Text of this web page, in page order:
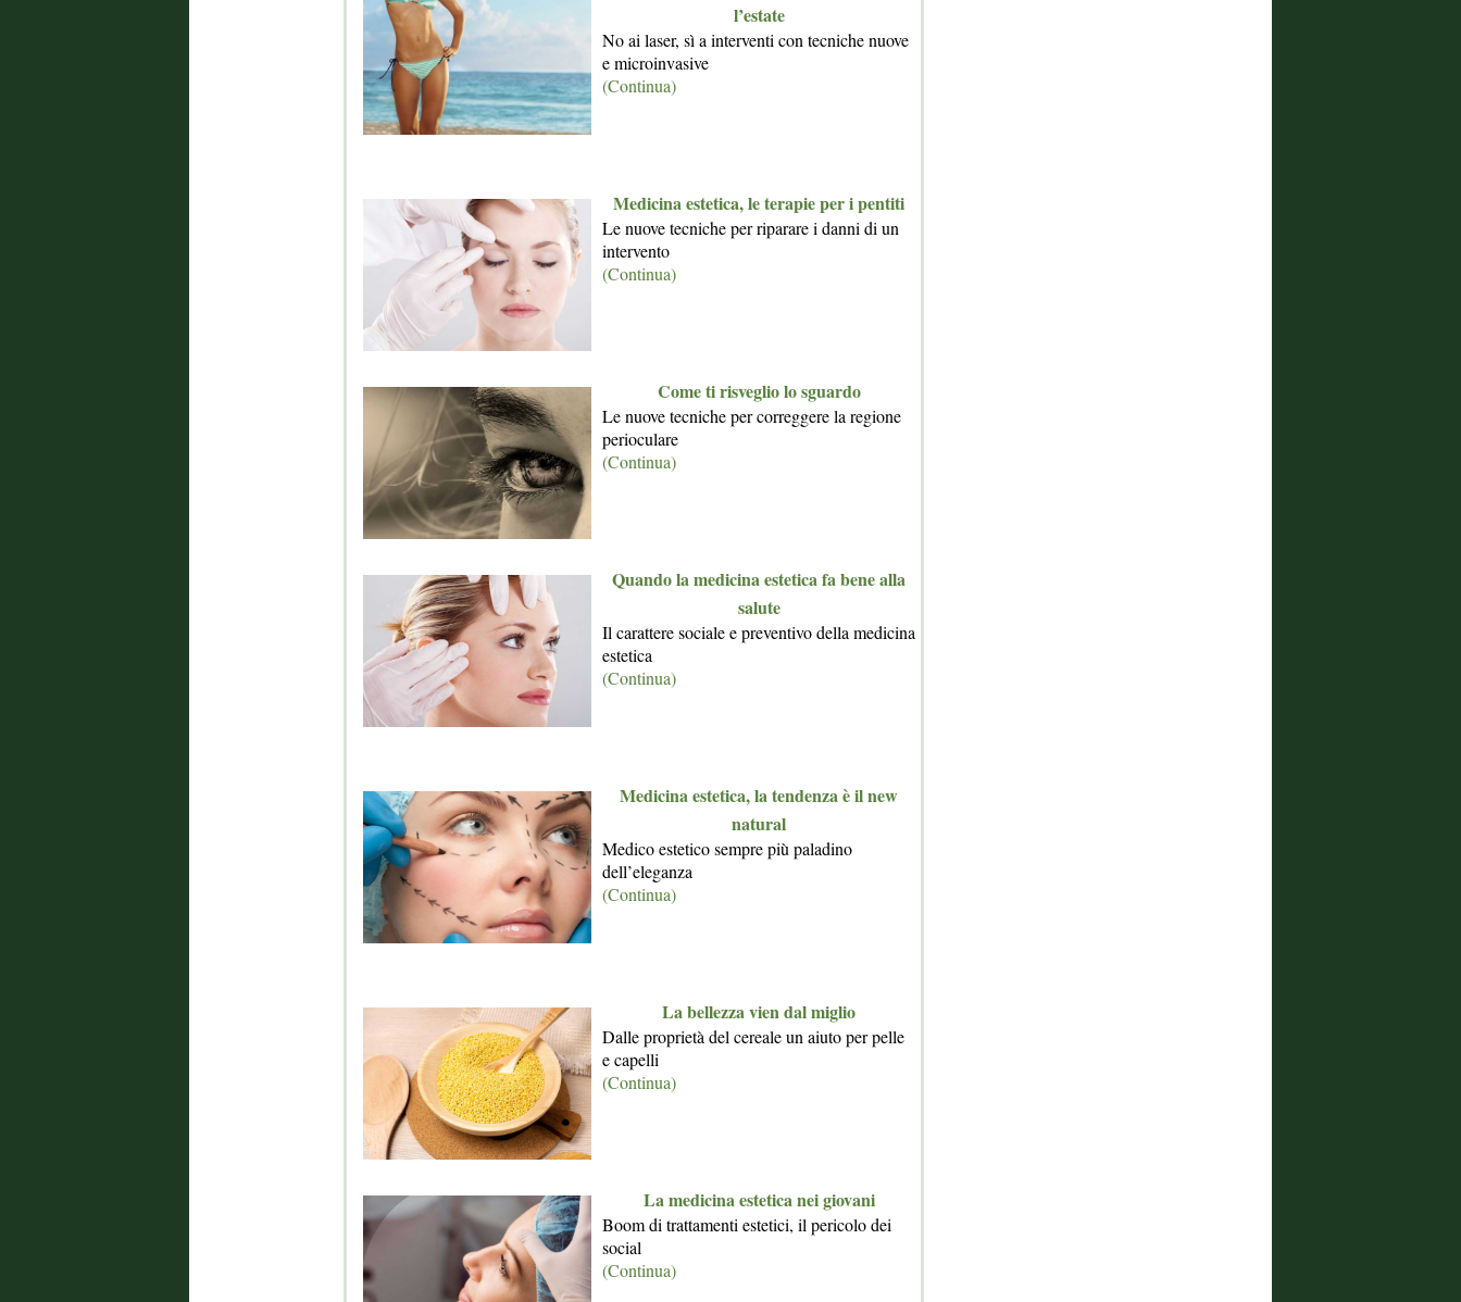
l’estate
No ai laser, sì a interventi con tecniche nuove
e microinvasive
(Continua)
Medicina estetica, le terapie per i pentiti
Le nuove tecniche per riparare i danni di un
intervento
(Continua)
Come ti risveglio lo sguardo
Le nuove tecniche per correggere la regione
perioculare
(Continua)
Quando la medicina estetica fa bene alla
salute
Il carattere sociale e preventivo della medicina
estetica
(Continua)
Medicina estetica, la tendenza è il new
natural
Medico estetico sempre più paladino
dell’eleganza
(Continua)
La bellezza vien dal miglio
Dalle proprietà del cereale un aiuto per pelle
e capelli
(Continua)
La medicina estetica nei giovani
Boom di trattamenti estetici, il pericolo dei
social
(Continua)